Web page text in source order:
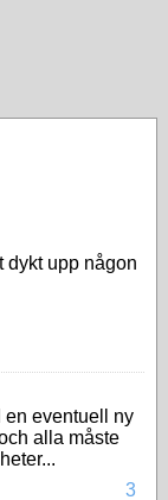
dykt upp någon
en eventuell ny
alla måste
3